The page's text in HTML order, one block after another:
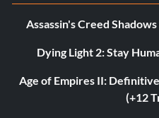
Assassin's Creed
Dying Light 2: Stay
Age of Empires II:
(+12